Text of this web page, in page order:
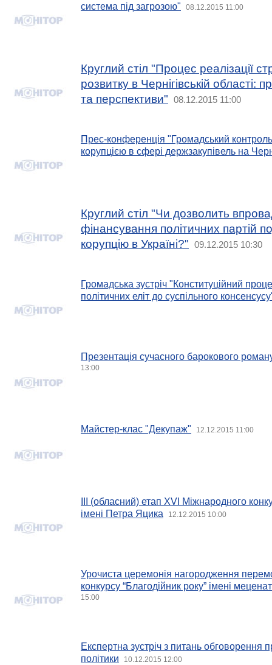
система під загрозою"
08.12.2015 11:00
Круглий стіл "Процес реалізації
розвитку в Чернігівській області:
та перспективи"
08.12.2015 11:00
Прес-конференція "Громадський контроль
корупцією в сфері держзакупівель на
Круглий стіл "Чи дозволить
фінансування політичних партій
корупцію в Україні?"
09.12.2015 10:30
Громадська зустріч "Конституційний
політичних еліт до суспільного
Презентація сучасного барокового
13:00
Майстер-клас "Декупаж" 12.12.2015 11:00
ІІІ (обласний) етап ХVІ Міжнародного
імені Петра Яцика
12.12.2015 10:00
Урочиста церемонія нагородження
конкурсу “Благодійник року” імені
15:00
Експертна зустріч з питань обговорення
політики
10.12.2015 12:00